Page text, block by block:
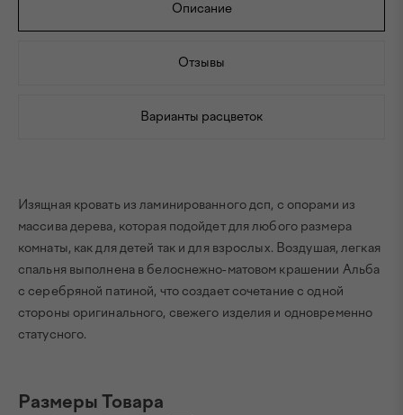
Описание
Отзывы
Варианты расцветок
Изящная кровать из ламинированного дсп, с опорами из
массива дерева, которая подойдет для любого размера
комнаты, как для детей так и для взрослых. Воздушая, легкая
спальня выполнена в белоснежно-матовом крашении Альба
с серебряной патиной, что создает сочетание с одной
стороны оригинального, свежего изделия и одновременно
статусного.
Размеры Товара